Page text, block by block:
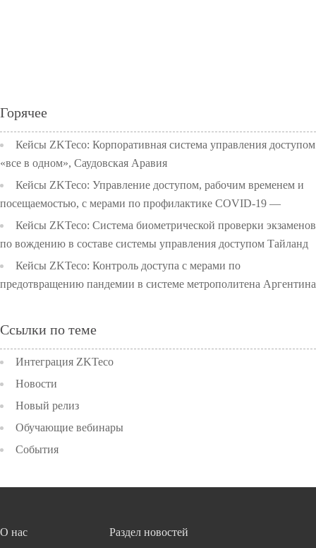
Горячее
Кейсы ZKTeco: Корпоративная система управления доступом
«все в одном», Саудовская Аравия
Кейсы ZKTeco: Управление доступом, рабочим временем и
посещаемостью, с мерами по профилактике COVID-19 —
Начальная школа университета Чулалонгкорн, Тайланд
Кейсы ZKTeco: Система биометрической проверки экзаменов
по вождению в составе системы управления доступом Тайланд
Кейсы ZKTeco: Контроль доступа с мерами по
предотвращению пандемии в системе метрополитена Аргентина
Ссылки по теме
Интеграция ZKTeco
Новости
Новый релиз
Обучающие вебинары
События
О нас Раздел новостей